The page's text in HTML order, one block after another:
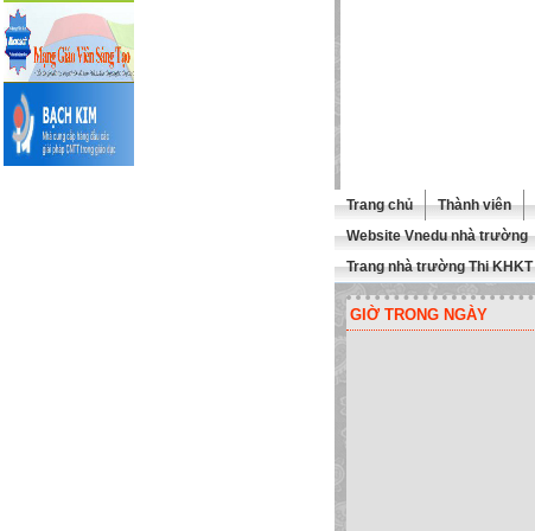
Trang chủ Thành viên
Website Vnedu nhà trường
Trang nhà trường Thi KHKT
GIỜ TRONG NGÀY